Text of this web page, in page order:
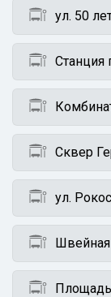
ул. 50
Станция
Cквер
ул.